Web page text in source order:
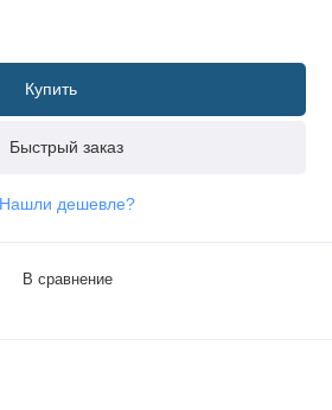
Купить
Быстрый заказ
Нашли дешевле?
В сравнение